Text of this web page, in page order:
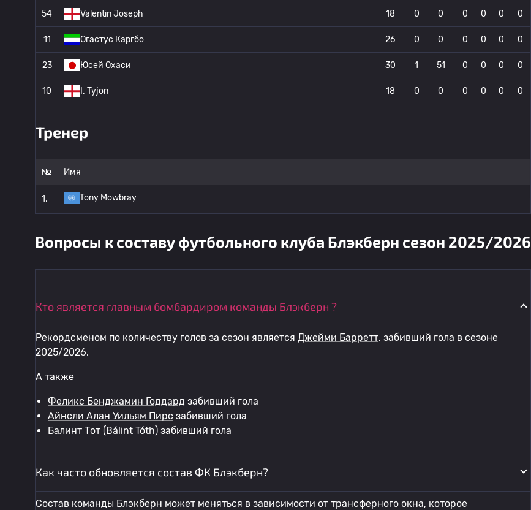
54 Valentin Joseph 18 0 0 0 0 0 0
11 Огастус Каргбо 26 0 0 0 0 0 0
23 Юсей Охаси 30 1 51 0 0 0 0
10 I. Tyjon 18 0 0 0 0 0 0
Тренер
№ Имя
1. Tony Mowbray
Вопросы к составу футбольного клуба Блэкберн сезон 2025/2026
Кто является главным бомбардиром команды Блэкберн ?
Рекордсменом по количеству голов за сезон является Джейми Барретт, забивший гола в сезоне
2025/2026.
А также
Феликс Бенджамин Годдард забивший гола
Айнсли Алан Уильям Пирс забивший гола
Балинт Тот (Bálint Tóth) забивший гола
Как часто обновляется состав ФК Блэкберн?
Состав команды Блэкберн может меняться в зависимости от трансферного окна, которое